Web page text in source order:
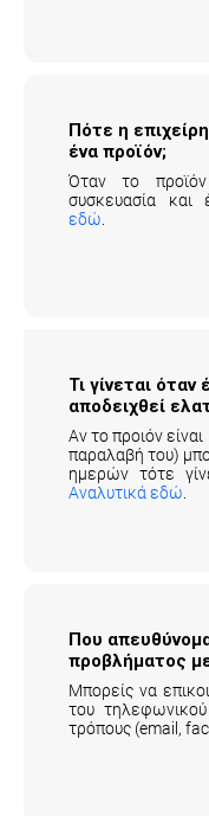
Πότε η
ένα προϊόν;
Όταν το
συσκευασία και
εδώ
Τι γίνεται
αποδειχθεί
Αν το προιόν
παραλαβή του)
ημερών τότε
Αναλυτικά εδώ
Που
προβλήματος
Μπορείς να
του
τρόπους (email,